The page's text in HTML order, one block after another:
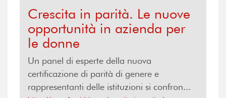
Crescita in parità. Le nuove
opportunità in azienda per
le donne
Un panel di esperte della nuova
certificazione di parità di genere e
rappresentanti delle istituzioni si confron...